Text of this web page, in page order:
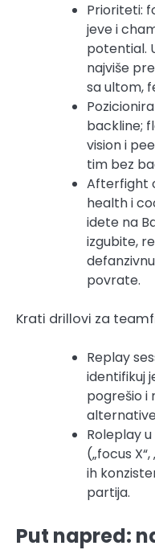
Prioriteti:
jeve i
potential.
najviše
sa ultom,
backline;
vision i
tim bez
Afterfight
health i
idete na
izgubite,
povrate.
Krati drillovi za
Replay
identifikuj
pogrešio i
Roleplay
(„focus
ih
partija.
Put napred: